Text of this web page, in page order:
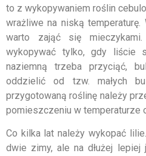
to z wykopywaniem roślin
wrażliwe na niską temperaturę.
warto zająć się
wykopywać tylko, gdy liście
naziemną trzeba przyciąć,
oddzielić od tzw. małych
przygotowaną roślinę należy
pomieszczeniu w temperaturze
Co kilka lat należy wykopać
dwie zimy, ale na dłużej lepiej